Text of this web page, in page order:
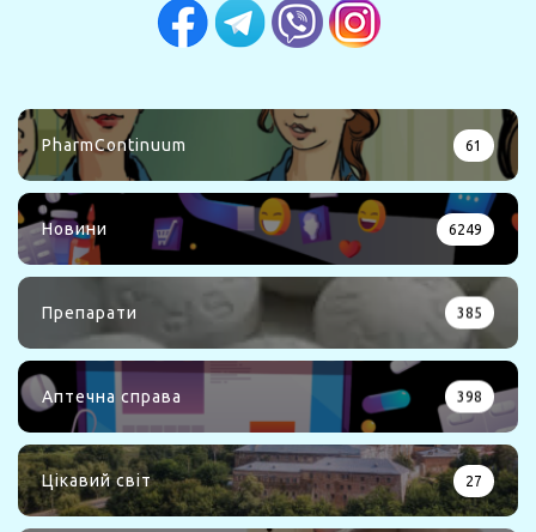
PharmContinuum 61
Новини 6249
Препарати 385
Аптечна справа 398
Цікавий світ 27